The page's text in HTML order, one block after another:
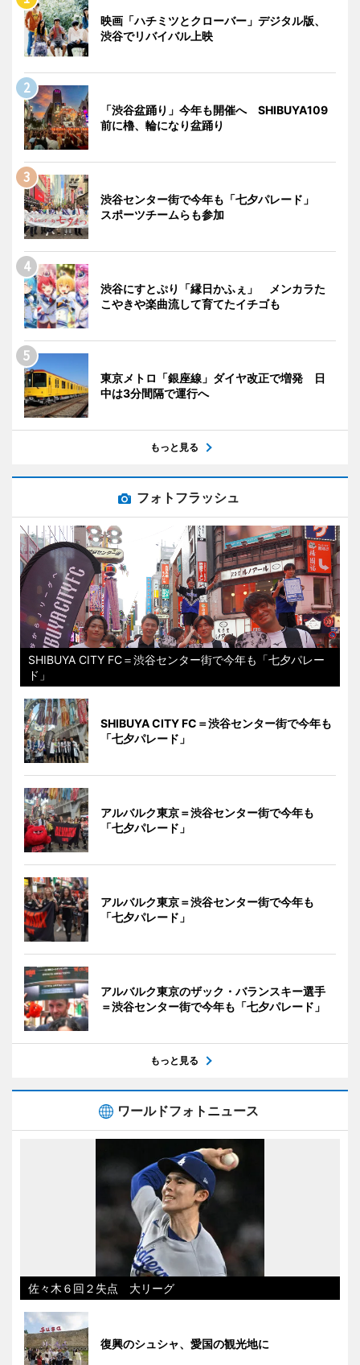
映画「ハチミツとクローバー」デジタル版、
渋谷でリバイバル上映
「渋谷盆踊り」今年も開催へ SHIBUYA109
前に櫓、輪になり盆踊り
渋谷センター街で今年も「七夕パレード」
スポーツチームらも参加
渋谷にすとぷり「縁日かふぇ」 メンカラた
こやきや楽曲流して育てたイチゴも
東京メトロ「銀座線」ダイヤ改正で増発 日
中は3分間隔で運行へ
もっと見る
フォトフラッシュ
SHIBUYA CITY FC＝渋谷センター街で今年も「七夕パレー
ド」
SHIBUYA CITY FC＝渋谷センター街で今年も
「七夕パレード」
アルバルク東京＝渋谷センター街で今年も
「七夕パレード」
アルバルク東京＝渋谷センター街で今年も
「七夕パレード」
アルバルク東京のザック・バランスキー選手
＝渋谷センター街で今年も「七夕パレード」
もっと見る
ワールドフォトニュース
佐々木６回２失点 大リーグ
復興のシュシャ、愛国の観光地に